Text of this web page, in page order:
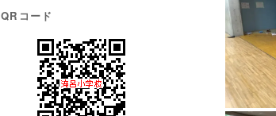
QRコード